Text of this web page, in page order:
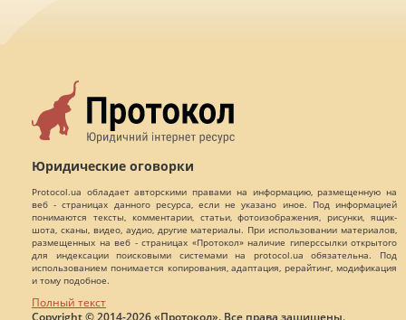
Юридические оговорки
Protocol.ua обладает авторскими правами на информацию, размещенную на
веб - страницах данного ресурса, если не указано иное. Под информацией
понимаются тексты, комментарии, статьи, фотоизображения, рисунки, ящик-
шота, сканы, видео, аудио, другие материалы. При использовании материалов,
размещенных на веб - страницах «Протокол» наличие гиперссылки открытого
для индексации поисковыми системами на protocol.ua обязательна. Под
использованием понимается копирования, адаптация, рерайтинг, модификация
и тому подобное.
Полный текст
Copyright © 2014-2026 «Протокол». Все права защищены.